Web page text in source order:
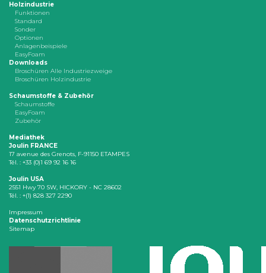
Holzindustrie
Funktionen
Standard
Sonder
Optionen
Anlagenbeispiele
EasyFoam
Downloads
Broschüren Alle Industriezweige
Broschüren Holzindustrie
Schaumstoffe & Zubehör
Schaumstoffe
EasyFoam
Zubehör
Mediathek
Joulin FRANCE
17 avenue des Grenots, F-91150 ETAMPES
Tél. : +33 (0)1 69 92 16 16
Joulin USA
2551 Hwy 70 SW, HICKORY - NC 28602
Tél. : +(1) 828 327 2290
Impressum
Datenschutzrichtlinie
Sitemap